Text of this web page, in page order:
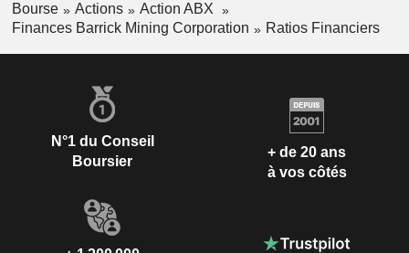
Bourse Actions
Action ABX
Finances Barrick Mining Corporation
Ratios Financiers
N°1 du Conseil
Boursier
+ de 20 ans
à vos côtés